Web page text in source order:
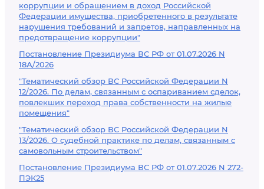
коррупции и обращением в доход Российской
Федерации имущества, приобретенного в результате
нарушения требований и запретов, направленных на
предотвращение коррупции"
Постановление Президиума ВС РФ от 01.07.2026 N
18А/2026
"Тематический обзор ВС Российской Федерации N
12/2026. По делам, связанным с оспариванием сделок,
повлекших переход права собственности на жилые
помещения"
"Тематический обзор ВС Российской Федерации N
13/2026. О судебной практике по делам, связанным с
самовольным строительством"
Постановление Президиума ВС РФ от 01.07.2026 N 272-
ПЭК25